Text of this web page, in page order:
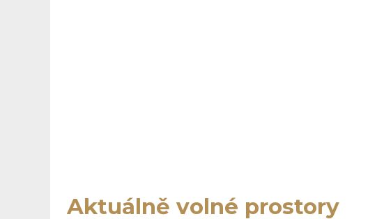
Aktuálně volné prostory